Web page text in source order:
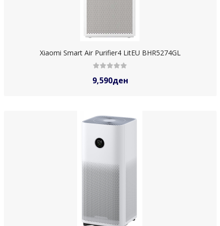
Xiaomi Smart Air Purifier4 LitEU BHR5274GL
9,590ден